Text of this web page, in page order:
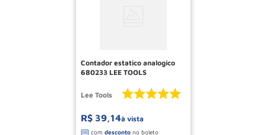
Contador estatico analogico
680233 LEE TOOLS
Lee Tools
R$ 39,14à vista